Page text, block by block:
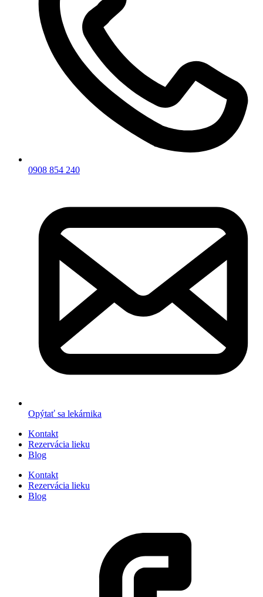
0908 854 240
Opýtať sa lekárnika
Kontakt
Rezervácia lieku
Blog
Kontakt
Rezervácia lieku
Blog